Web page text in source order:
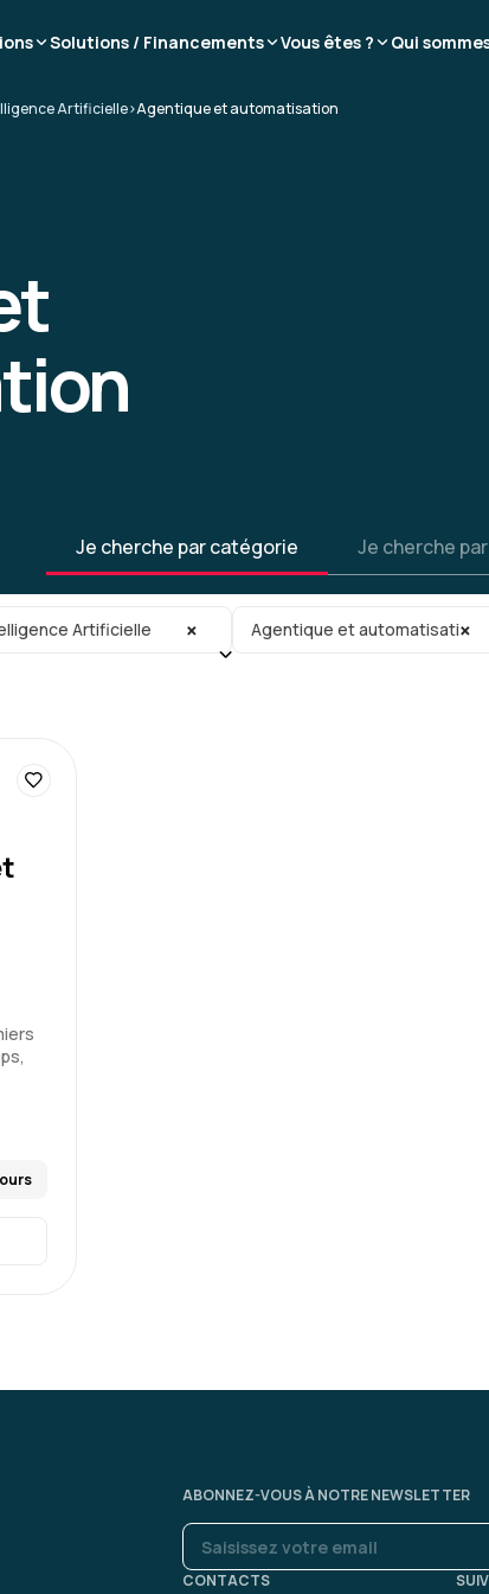
Solutions / Financements Vous êtes ? Qui
Artificielle>Agentique et automatisation
Je cherche par catégorie Je cherche
catégorie ×
Artificielle Sous-sous-catégorie ×
Agentique et automatisation
ABONNEZ-VOUS À NOTRE NEWSLETTER
CONTACTS